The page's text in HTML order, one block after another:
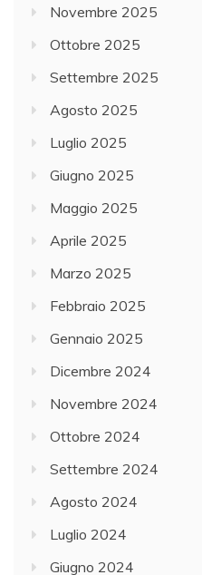
Novembre 2025
Ottobre 2025
Settembre 2025
Agosto 2025
Luglio 2025
Giugno 2025
Maggio 2025
Aprile 2025
Marzo 2025
Febbraio 2025
Gennaio 2025
Dicembre 2024
Novembre 2024
Ottobre 2024
Settembre 2024
Agosto 2024
Luglio 2024
Giugno 2024